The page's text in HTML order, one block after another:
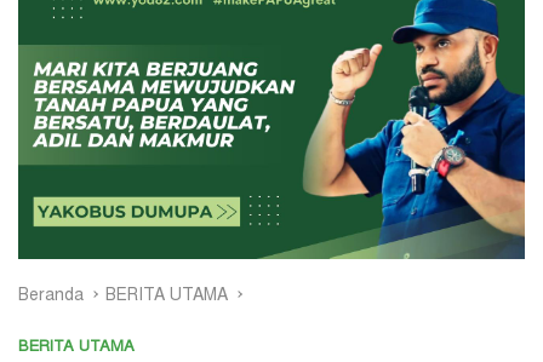
Beranda BERITA UTAMA
BERITA UTAMA